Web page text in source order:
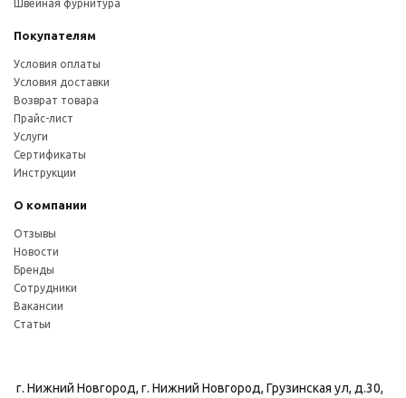
г. Нижний Новгород, г. Нижний Новгород, Грузинская ул, д.30,
Швейная фурнитура
Покупателям
Условия оплаты
Условия доставки
Возврат товара
Прайс-лист
Услуги
Сертификаты
Инструкции
О компании
Отзывы
Новости
Бренды
Сотрудники
Вакансии
Статьи